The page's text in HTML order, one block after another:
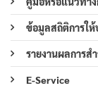
ข้อมูลสถิติการให้
รายงานผลการส
E-Service